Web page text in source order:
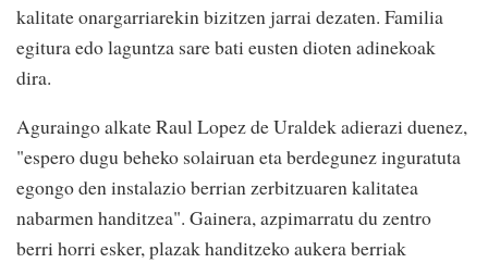
kalitate onargarriarekin bizitzen jarrai dezaten. Familia
egitura edo laguntza sare bati eusten dioten adinekoak
dira.
Aguraingo alkate Raul Lopez de Uraldek adierazi duenez,
"espero dugu beheko solairuan eta berdegunez inguratuta
egongo den instalazio berrian zerbitzuaren kalitatea
nabarmen handitzea". Gainera, azpimarratu du zentro
berri horri esker, plazak handitzeko aukera berriak